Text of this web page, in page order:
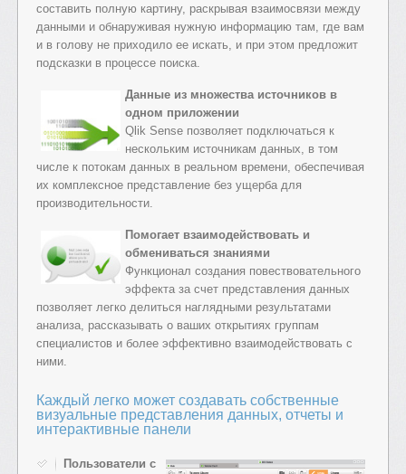
составить полную картину, раскрывая взаимосвязи между
данными и обнаруживая нужную информацию там, где вам
и в голову не приходило ее искать, и при этом предложит
подсказки в процессе поиска.
Данные из множества источников в
одном приложении
Qlik Sense позволяет подключаться к
нескольким источникам данных, в том
числе к потокам данных в реальном времени, обеспечивая
их комплексное представление без ущерба для
производительности.
Помогает взаимодействовать и
обмениваться знаниями
Функционал создания повествовательного
эффекта за счет представления данных
позволяет легко делиться наглядными результатами
анализа, рассказывать о ваших открытиях группам
специалистов и более эффективно взаимодействовать с
ними.
Каждый легко может создавать собственные
визуальные представления данных, отчеты и
интерактивные панели
Пользователи с